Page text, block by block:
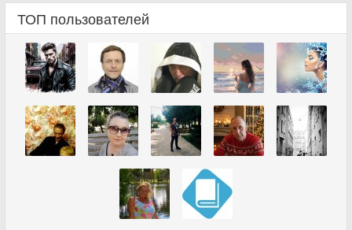
ТОП пользователей